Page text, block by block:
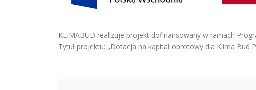
KLIMABUD realizuje projekt dofinansowany w ramach
Tytuł projektu: „Dotacja na kapitał obrotowy dla Klima Bud